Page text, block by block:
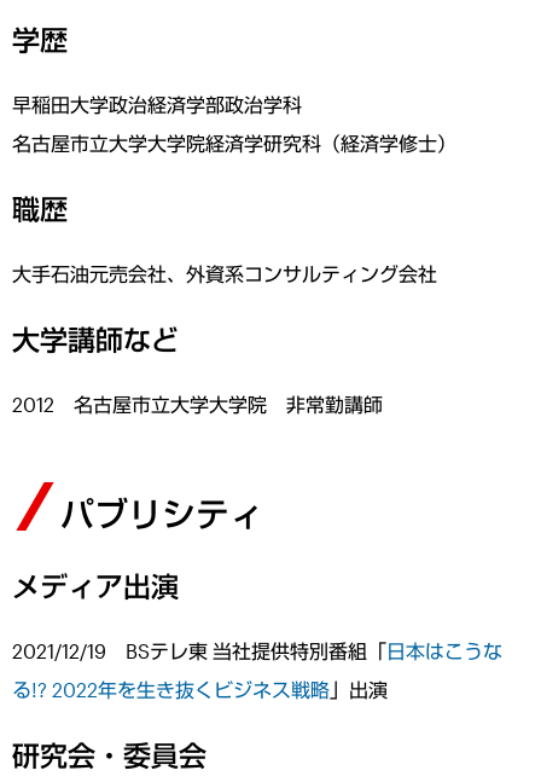
学歴
早稲田大学政治経済学部政治学科
名古屋市立大学大学院経済学研究科（経済学修士）
職歴
大手石油元売会社、外資系コンサルティング会社
大学講師など
2012 名古屋市立大学大学院 非常勤講師
パブリシティ
メディア出演
2021/12/19 BSテレ東 当社提供特別番組「日本はこうな
る!? 2022年を生き抜くビジネス戦略 」出演
研究会・委員会